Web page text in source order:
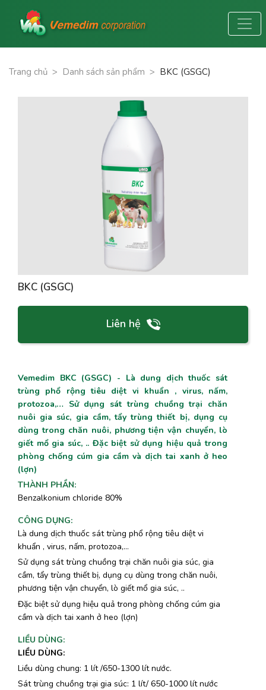
Trang chủ > Danh sách sản phẩm > BKC (GSGC)
BKC (GSGC)
Liên hệ
Vemedim BKC (GSGC) - Là dung dịch thuốc sát
trùng phổ rộng tiêu diệt vi khuẩn , virus, nấm,
protozoa,… Sử dụng sát trùng chuồng trại chăn
nuôi gia súc, gia cầm, tẩy trùng thiết bị, dụng cụ
dùng trong chăn nuôi, phương tiện vận chuyển, lò
giết mổ gia súc, .. Đặc biệt sử dụng hiệu quả trong
phòng chống cúm gia cầm và dịch tai xanh ở heo
(lợn)
THÀNH PHẦN:
Benzalkonium chloride 80%
CÔNG DỤNG:
Là dung dịch thuốc sát trùng phổ rộng tiêu diệt vi
khuẩn , virus, nấm, protozoa,…
Sử dụng sát trùng chuồng trại chăn nuôi gia súc, gia
cầm, tẩy trùng thiết bị, dụng cụ dùng trong chăn nuôi,
phương tiện vận chuyển, lò giết mổ gia súc, ..
Đặc biệt sử dụng hiệu quả trong phòng chống cúm gia
cầm và dịch tai xanh ở heo (lợn)
LIỀU DÙNG:
LIỀU DÙNG:
Liều dùng chung: 1 lít /650-1300 lít nước.
Sát trùng chuồng trại gia súc: 1 lít/ 650-1000 lít nước